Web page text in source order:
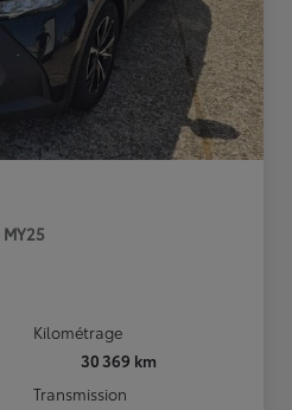
Kilométrage
30 369 km
Transmission